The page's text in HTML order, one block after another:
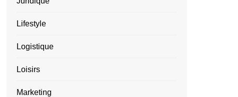
Lifestyle
Logistique
Loisirs
Marketing